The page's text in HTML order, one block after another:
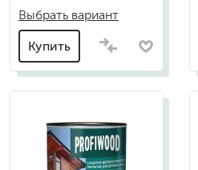
Выбрать вариант
Купить